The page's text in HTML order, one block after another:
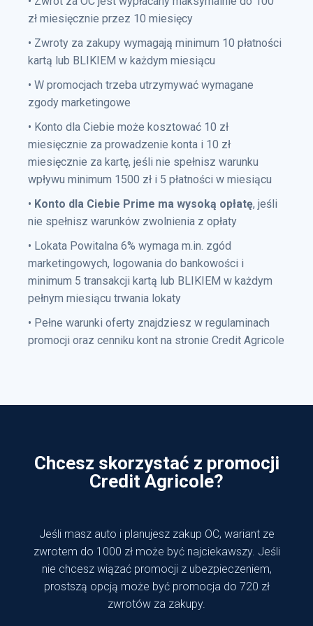
zł miesięcznie przez 10 miesięcy
• Zwroty za zakupy wymagają minimum 10 płatności
kartą lub BLIKIEM w każdym miesiącu
• W promocjach trzeba utrzymywać wymagane
zgody marketingowe
• Konto dla Ciebie może kosztować 10 zł
miesięcznie za prowadzenie konta i 10 zł
miesięcznie za kartę, jeśli nie spełnisz warunku
wpływu minimum 1500 zł i 5 płatności w miesiącu
• Konto dla Ciebie Prime ma wysoką opłatę, jeśli
nie spełnisz warunków zwolnienia z opłaty
• Lokata Powitalna 6% wymaga m.in. zgód
marketingowych, logowania do bankowości i
minimum 5 transakcji kartą lub BLIKIEM w każdym
pełnym miesiącu trwania lokaty
• Pełne warunki oferty znajdziesz w regulaminach
promocji oraz cenniku kont na stronie Credit Agricole
Chcesz skorzystać z promocji
Credit Agricole?
Jeśli masz auto i planujesz zakup OC, wariant ze
zwrotem do 1000 zł może być najciekawszy. Jeśli
nie chcesz wiązać promocji z ubezpieczeniem,
prostszą opcją może być promocja do 720 zł
zwrotów za zakupy.